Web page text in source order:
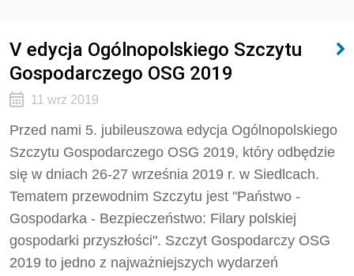
V edycja Ogólnopolskiego Szczytu
Gospodarczego OSG 2019
11 wrz 2019
Przed nami 5. jubileuszowa edycja Ogólnopolskiego
Szczytu Gospodarczego OSG 2019, który odbędzie
się w dniach 26-27 września 2019 r. w Siedlcach.
Tematem przewodnim Szczytu jest "Państwo -
Gospodarka - Bezpieczeństwo: Filary polskiej
gospodarki przyszłości". Szczyt Gospodarczy OSG
2019 to jedno z najważniejszych wydarzeń